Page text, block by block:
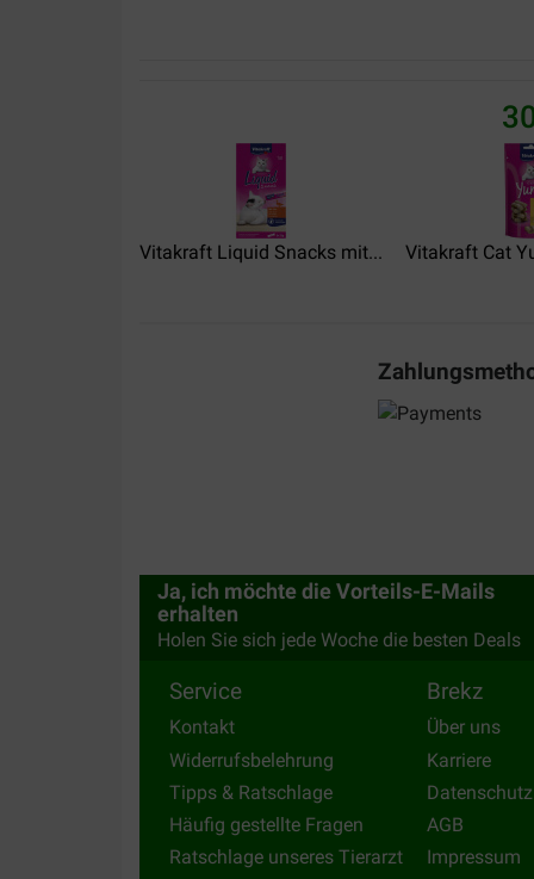
Impact Zino (Deejay Zi)
30-11-2021
Top & Snel! Meer kan je niet wensen
Vitakraft Liquid Snacks mit... Vitakraft Cat
Ja, ich möchte die Vorteils-E-Mails
erhalten
Holen Sie sich jede Woche die besten Deals
Service
Kontakt
Widerrufsbelehrung
Tipps & Ratschlage
Häufig gestellte Fragen
Ratschlage unseres Tierarzt
Brekz
Über uns
Karriere
Datenschutz
AGB
Impressum